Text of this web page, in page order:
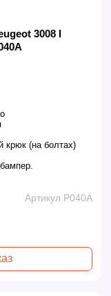
3008 I
крюк (на болтах)
Артикул P040A